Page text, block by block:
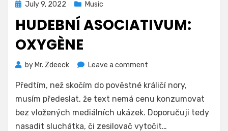
Posted
July 9, 2022 Music
HUDEBNÍ ASOCIATIVUM:
OXYGÈNE
by Mr. Zdeeck Leave a comment
asociativum:
Oxygène
Předtím, než skočím do pověstné králičí nory,
musím předeslat, že text nemá cenu konzumovat
bez vložených mediálních ukázek. Doporučuji tedy
nasadit sluchátka, či zesilovač vytočit…